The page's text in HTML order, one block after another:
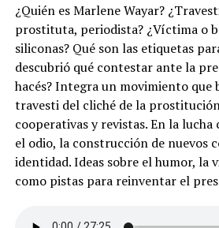
¿Quién es Marlene Wayar?
prostituta, periodista? ¿Víctima o
siliconas? Qué son las etiquetas
descubrió qué contestar ante la
hacés? Integra un movimiento que
travesti del cliché de la
cooperativas y revistas. En la
el odio, la construcción de nuevos
identidad. Ideas sobre el humor, la
como pistas para reinventar el